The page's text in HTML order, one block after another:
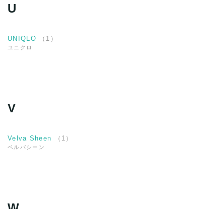
U
UNIQLO （ 1 ）
ユニクロ
V
Velva Sheen （ 1 ）
ベルバシーン